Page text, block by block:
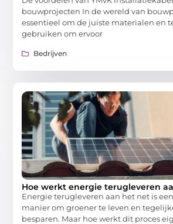
bouwprojecten In de wereld van
essentieel om de juiste materialen en
gebruiken om ervoor
Bedrijven
Hoe werkt energie terugleveren
Energie terugleveren aan het net is
manier om groener te leven en
besparen. Maar hoe werkt dit proces